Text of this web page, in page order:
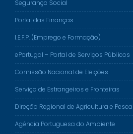
Segurança Social
Portal das Finanças
I.E.F.P. (Emprego e Formação)
ePortugal – Portal de Serviços Públicos
Comissão Nacional de Eleições
Serviço de Estrangeiros e Fronteiras
Direção Regional de Agricultura e
Agência Portuguesa do Ambiente